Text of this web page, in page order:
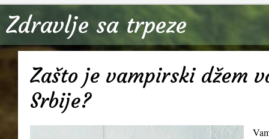
Zdravlje sa trpeze
Zašto je vampirski džem
Srbije?